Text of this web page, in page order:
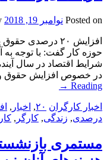
Posted on نوامبر 19, 2018
افزایش ۲۰
حوزه کار گفت: با توجه به
شرایط اقتصاد در سال
در خصوص افزایش حقوق
Reading
→
اخبار کارگران ۲۰, اخبار ,
درصدی, زندگی, کارگر ,
مستمری